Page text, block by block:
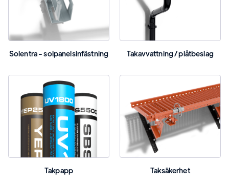
Solentra - solpanelsinfästning Takavvattning / plåtbeslag
Takpapp Taksäkerhet